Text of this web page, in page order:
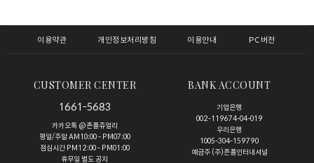
이용약관 개인정보처리방침 이용안내 PC버전
CUSTOMER CENTER
1661-5683
카카오톡 @존폴쥬얼리
평일/주말 AM10:00 - PM07:00
점심시간 PM12:00 - PM01:00
휴무일 별도 공지
BANK ACCOUNT
기업은행
002-119674-04-019
우리은행
1005-304-159790
예금주 (주)존폴인터내셔널